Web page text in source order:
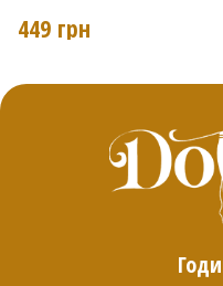
449 грн
має
варіантів.